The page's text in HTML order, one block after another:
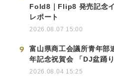
Fold8｜Flip8 発売記念
レポート
2026.08.07 15:00
9
富山県商工会議所青年部
年記念祝賀会 「DJ盆踊
2026.08.04 15:25